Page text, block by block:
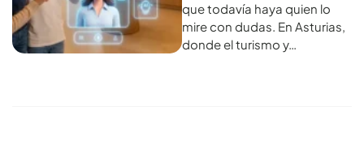
que todavía haya quien lo
mire con dudas. En Asturias,
donde el turismo y…